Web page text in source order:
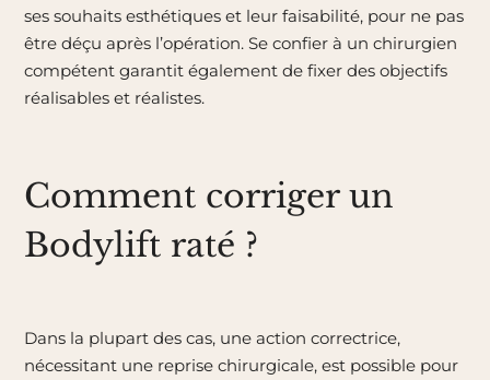
ses souhaits esthétiques et leur faisabilité, pour ne pas
être déçu après l’opération. Se confier à un chirurgien
compétent garantit également de fixer des objectifs
réalisables et réalistes.
Comment corriger un
Bodylift raté ?
Dans la plupart des cas, une action correctrice,
nécessitant une reprise chirurgicale, est possible pour